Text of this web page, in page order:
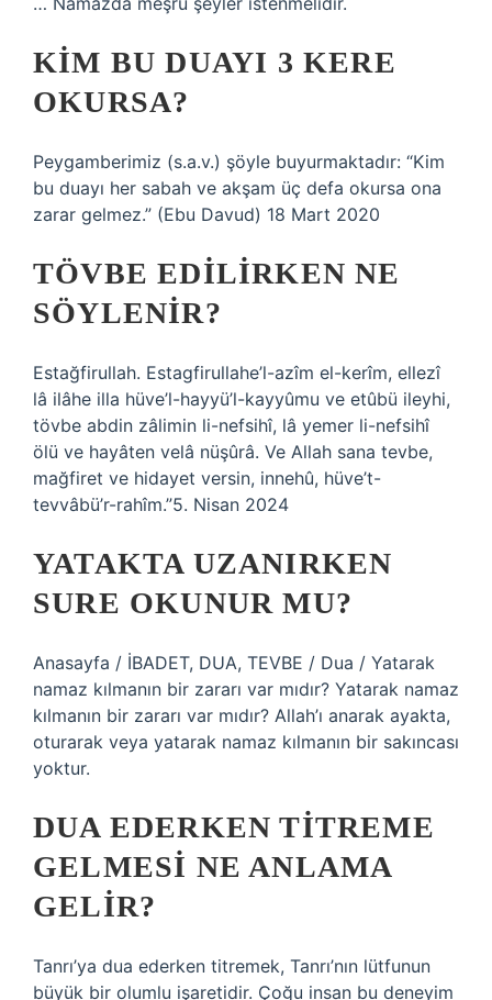
KIM BU DUAYI 3 KERE
OKURSA?
Peygamberimiz (s.a.v.) şöyle buyurmaktadır: “Kim
bu duayı her sabah ve akşam üç defa okursa ona
zarar gelmez.” (Ebu Davud) 18 Mart 2020
TÖVBE EDILIRKEN NE
SÖYLENIR?
Estağfirullah. Estagfirullahe’l-azîm el-kerîm, ellezî
lâ ilâhe illa hüve’l-hayyü’l-kayyûmu ve etûbü ileyhi,
tövbe abdin zâlimin li-nefsihî, lâ yemer li-nefsihî
ölü ve hayâten velâ nüşûrâ. Ve Allah sana tevbe,
mağfiret ve hidayet versin, innehû, hüve’t-
tevvâbü’r-rahîm.”5. Nisan 2024
YATAKTA UZANIRKEN
SURE OKUNUR MU?
Anasayfa / İBADET, DUA, TEVBE / Dua / Yatarak
namaz kılmanın bir zararı var mıdır? Yatarak namaz
kılmanın bir zararı var mıdır? Allah’ı anarak ayakta,
oturarak veya yatarak namaz kılmanın bir sakıncası
yoktur.
DUA EDERKEN TITREME
GELMESI NE ANLAMA
GELIR?
Tanrı’ya dua ederken titremek, Tanrı’nın lütfunun
büyük bir olumlu işaretidir. Çoğu insan bu deneyim